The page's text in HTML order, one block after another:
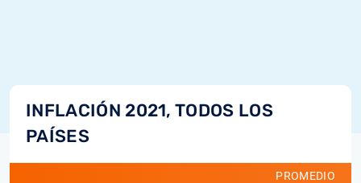
INFLACIÓN 2021, TODOS LOS
PAÍSES
PROMEDIO